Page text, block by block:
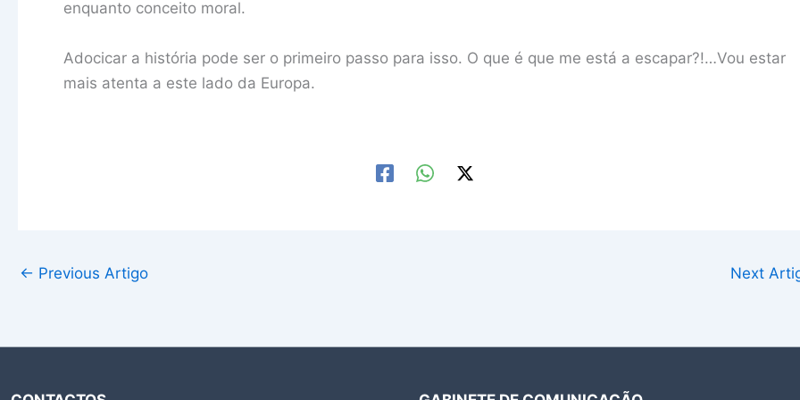
enquanto conceito moral.
Adocicar a história pode ser o primeiro passo para isso. O que é que me está a escapar?!…Vou estar
mais atenta a este lado da Europa.
← Previous Artigo Next